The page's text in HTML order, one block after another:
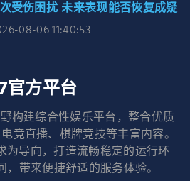
受伤困扰 未来表现能否恢复成疑
08-06 11:40:53
官方平台
构建综合性娱乐平台，整合优质
竞直播、棋牌竞技等丰富内容。
为导向，打造流畅稳定的运行环
带来便捷舒适的服务体验。